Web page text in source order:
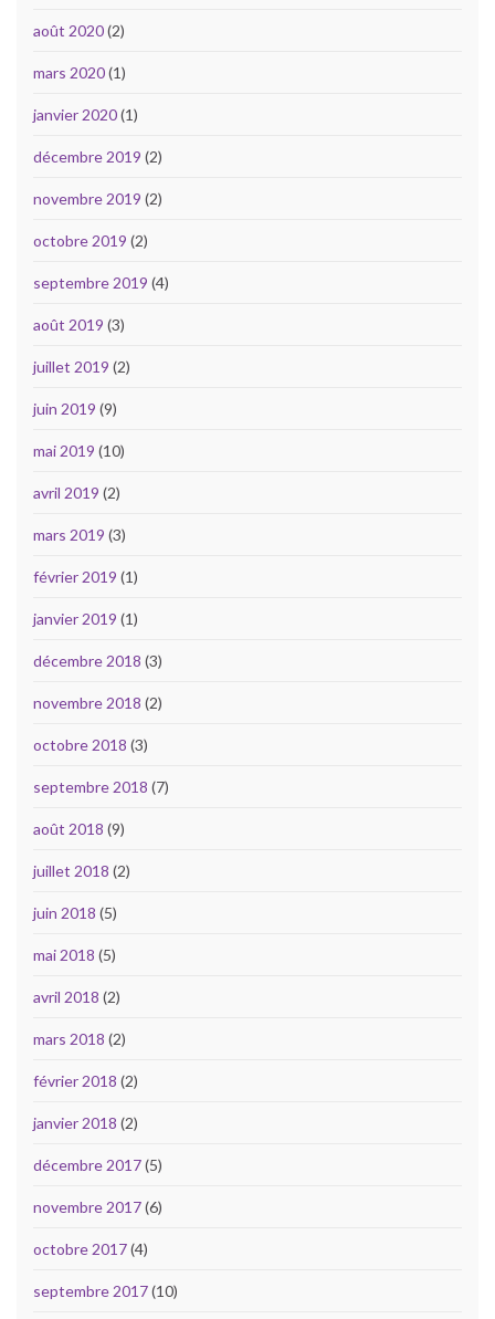
août 2020(2)
mars 2020(1)
janvier 2020(1)
décembre 2019 (2)
novembre 2019 (2)
octobre 2019 (2)
septembre 2019 (4)
août 2019 (3)
juillet 2019 (2)
juin 2019 (9)
mai 2019 (10)
avril 2019 (2)
mars 2019 (3)
février 2019 (1)
janvier 2019 (1)
décembre 2018 (3)
novembre 2018 (2)
octobre 2018 (3)
septembre 2018 (7)
août 2018 (9)
juillet 2018 (2)
juin 2018 (5)
mai 2018 (5)
avril 2018 (2)
mars 2018 (2)
février 2018 (2)
janvier 2018 (2)
décembre 2017(5)
novembre 2017(6)
octobre 2017(4)
septembre 2017(10)